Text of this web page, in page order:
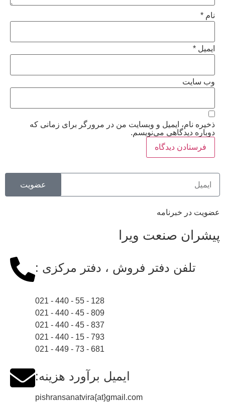
نام*
ایمیل *
وب‌ سایت
ذخیره نام، ایمیل و وبسایت من در مرورگر برای زمانی که
دوباره دیدگاهی می‌نویسم.
عضویت
عضویت در خبرنامه
پیشران صنعت ویرا
تلفن دفتر فروش ، دفتر مرکزی :
128 - 55 - 440 - 021
809 - 45 - 440 - 021
837 - 45 - 440 - 021
793 - 15 - 440 - 021
681 - 73 - 449 - 021
ایمیل برآورد هزینه:
pishransanatvira{at}gmail.com